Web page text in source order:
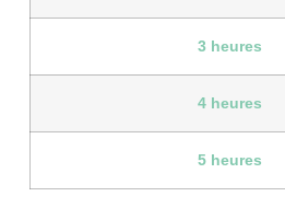
3 heures
4 heures
5 heures